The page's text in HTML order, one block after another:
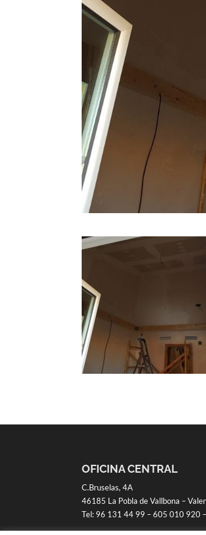
OFICINA CENTRAL
C.Bruselas, 4A
46185 La Pobla de Vallbona –
Tel: 96 131 44 99 –605 010 920